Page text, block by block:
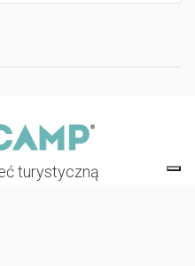
turystyczną